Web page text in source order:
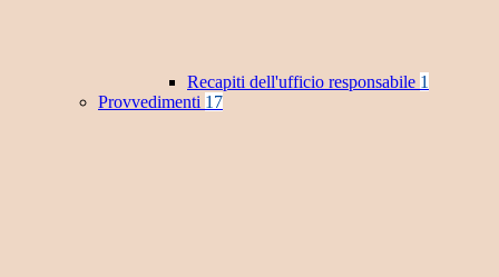
Recapiti dell'ufficio responsabile 1
Provvedimenti 17